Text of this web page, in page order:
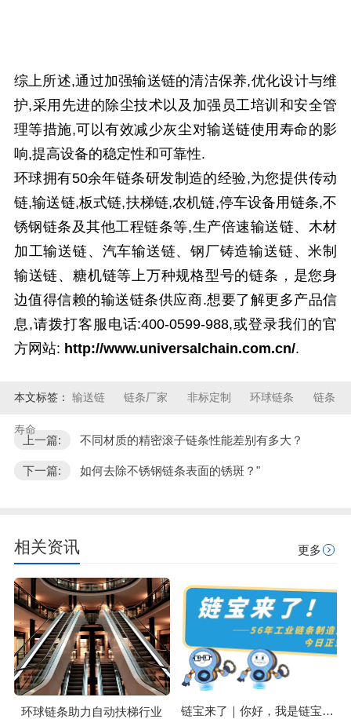
综上所述,通过加强输送链的清洁保养,优化设计与维
护,采用先进的除尘技术以及加强员工培训和安全管
理等措施,可以有效减少灰尘对输送链使用寿命的影
响,提高设备的稳定性和可靠性.
环球拥有50余年链条研发制造的经验,为您提供传动
链,输送链,板式链,扶梯链,农机链,停车设备用链条,不
锈钢链条及其他工程链条等,生产倍速输送链、木材
加工输送链、汽车输送链、钢厂铸造输送链、米制
输送链、糖机链等上万种规格型号的链条，是您身
边值得信赖的输送链条供应商.想要了解更多产品信
息,请拨打客服电话:400-0599-988,或登录我们的官
方网站: http://www.universalchain.com.cn/.
本文标签： 输送链 链条厂家 非标定制 环球链条 链条
寿命
上一篇: 不同材质的精密滚子链条性能差别有多大？
下一篇: 如何去除不锈钢链条表面的锈斑？"
相关资讯 更多
环球链条助力自动扶梯行业 链宝来了｜你好，我是链宝！今天跟大家正式认识一下~